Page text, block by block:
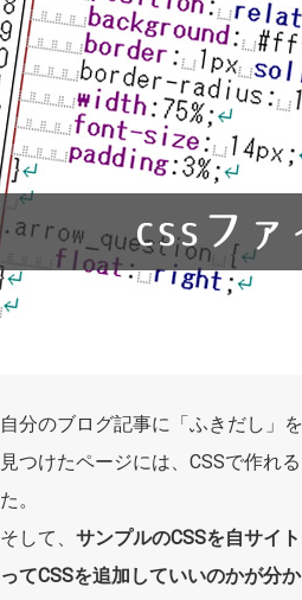
自分のブログ記事に「ふきだし」
見つけたページには、CSSで作れ
た。
そして、 サンプルのCSSを自サイ
ってCSSを追加していいのかが分か